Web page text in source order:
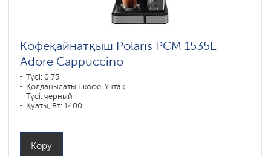
Кофеқайнатқыш Polaris PCM 1535E
Adore Cappuccino
Түсі: 0,75
Қолданылатын кофе: Ұнтақ,
Түсі: черный
Қуаты, Вт: 1400
Көру